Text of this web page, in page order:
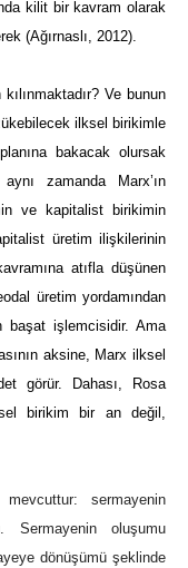
kilit bir kavram olarak
(Ağırnaslı, 2012).
Ve bunun
ilksel birikimle
bakacak olursak
zamanda Marx’ın
ve kapitalist birikimin
üretim ilişkilerinin
atıfla düşünen
üretim yordamından
başat işlemcisidir. Ama
aksine, Marx ilksel
görür. Dahası, Rosa
birikim bir an değil,
sermayenin
Sermayenin oluşumu
dönüşümü şeklinde